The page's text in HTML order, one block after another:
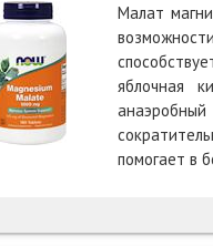
Малат
яблочная
помогает в